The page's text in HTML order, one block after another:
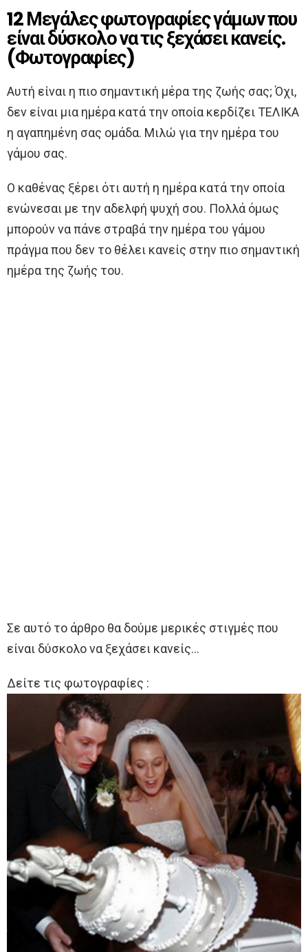
12 Μεγάλες φωτογραφίες γάμων που
είναι δύσκολο να τις ξεχάσει κανείς.
(Φωτογραφίες)
Αυτή είναι η πιο σημαντική μέρα της ζωής σας; Όχι,
δεν είναι μια ημέρα κατά την οποία κερδίζει ΤΕΛΙΚΑ
η αγαπημένη σας ομάδα. Μιλώ για την ημέρα του
γάμου σας.
Ο καθένας ξέρει ότι αυτή η ημέρα κατά την οποία
ενώνεσαι με την αδελφή ψυχή σου. Πολλά όμως
μπορούν να πάνε στραβά την ημέρα του γάμου
πράγμα που δεν το θέλει κανείς στην πιο σημαντική
ημέρα της ζωής του.
Σε αυτό το άρθρο θα δούμε μερικές στιγμές που
είναι δύσκολο να ξεχάσει κανείς…
Δείτε τις φωτογραφίες :